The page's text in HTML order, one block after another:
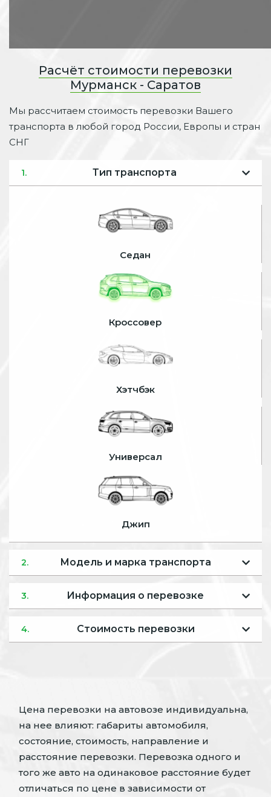
Расчёт стоимости перевозки
Мурманск - Саратов
Мы рассчитаем стоимость перевозки Вашего
транспорта в любой город России, Европы и стран
СНГ
1. Тип транспорта
Седан
Кроссовер
Хэтчбэк
Универсал
Джип
2. Модель и марка транспорта
3. Информация о перевозке
4. Стоимость перевозки
Цена перевозки на автовозе индивидуальна,
на нее влияют: габариты автомобиля,
состояние, стоимость, направление и
расстояние перевозки. Перевозка одного и
того же авто на одинаковое расстояние будет
отличаться по цене в зависимости от